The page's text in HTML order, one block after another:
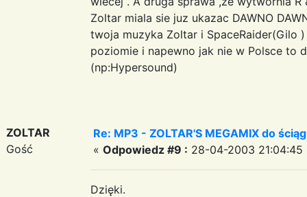
Zoltar miala sie juz ukazac DAWNO
twoja muzyka Zoltar i SpaceRaider(Gilo
poziomie i napewno jak nie w Polsce to
(np:Hypersound)
ZOLTAR
Gość
Re: MP3 - ZOLTAR'S MEGAMIX do
« Odpowiedz #9 : 28-04-2003 21:04:45
Dzięki.